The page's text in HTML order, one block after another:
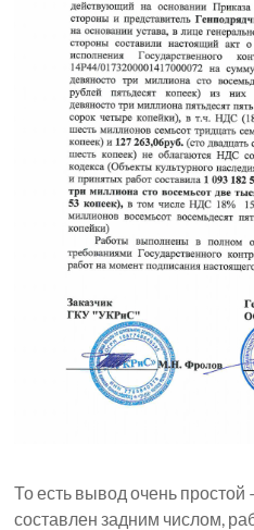
То есть вывод очень
составлен задним числом,